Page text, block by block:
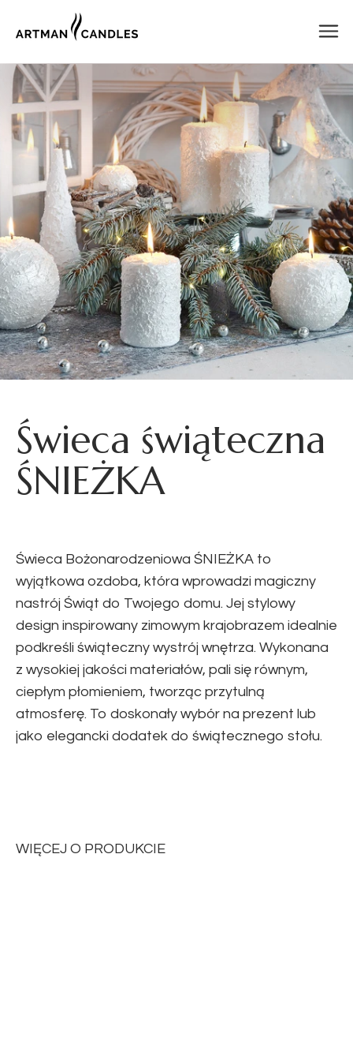
Świeca świąteczna
ŚNIEŻKA
Świeca Bożonarodzeniowa ŚNIEŻKA to
wyjątkowa ozdoba, która wprowadzi magiczny
nastrój Świąt do Twojego domu. Jej stylowy
design inspirowany zimowym krajobrazem idealnie
podkreśli świąteczny wystrój wnętrza. Wykonana
z wysokiej jakości materiałów, pali się równym,
ciepłym płomieniem, tworząc przytulną
atmosferę. To doskonały wybór na prezent lub
jako elegancki dodatek do świątecznego stołu.
WIĘCEJ O PRODUKCIE